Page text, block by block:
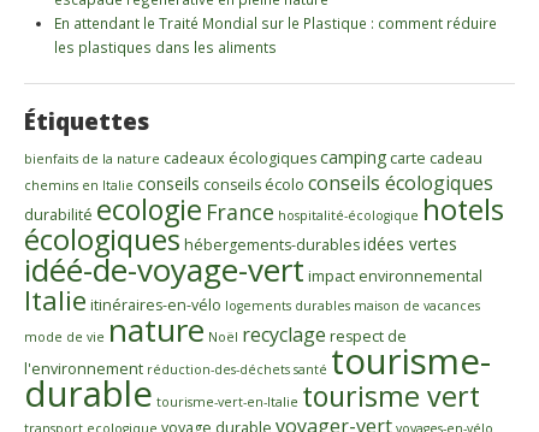
En attendant le Traité Mondial sur le Plastique : comment réduire
les plastiques dans les aliments
Étiquettes
bienfaits de la nature cadeaux écologiquescamping carte cadeau
chemins en Italie conseils conseils écolo conseils écologiques
durabilité ecologie France hospitalité-écologique hotels
écologiques hébergements-durablesidées vertes
idéé-de-voyage-vert impact environnemental
Italie itinéraires-en-vélo logements durables maison de vacances
mode de vie nature Noël recyclage respect de
l'environnement réduction-des-déchets santé tourisme-
durable tourisme-vert-en-Italie tourisme vert
transport ecologique voyage durable voyager-vert voyages-en-vélo